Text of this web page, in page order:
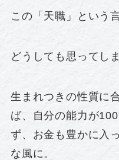
この「天職」という言
どうしても思ってし
生まれつきの性質に
ば、自分の能力が
ず、お金も豊かに入
な風に。